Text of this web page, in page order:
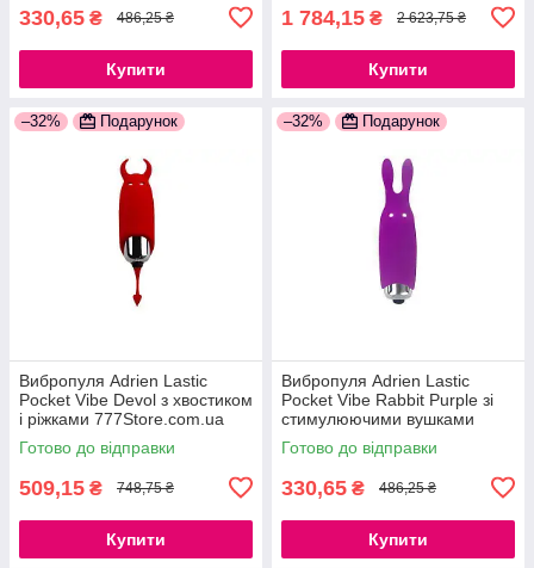
330,65 ₴ 486,25 ₴
Купити
1 784,15 ₴ 2 623,75 ₴
Купити
–32% Подарунок
Вибропуля Adrien Lastic
Pocket Vibe Devol з хвостиком
і ріжками 777Store.com.ua
Готово до відправки
509,15 ₴ 748,75 ₴
Купити
–32% Подарунок
Вибропуля Adrien Lastic
Pocket Vibe Rabbit Purple зі
стимулюючими вушками
777Store.com.ua
Готово до відправки
330,65 ₴ 486,25 ₴
Купити